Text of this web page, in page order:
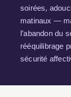
soirées,
matinaux —
l’abandon du
rééquilibrage
sécurité